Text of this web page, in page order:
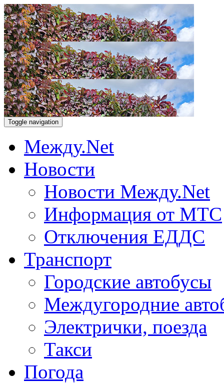
Toggle navigation
Между.Net
Новости
Новости Между.Net
Информация от МТС
Отключения ЕДДС
Транспорт
Городские автобусы
Междугородние
Электрички, поезда
Такси
Погода